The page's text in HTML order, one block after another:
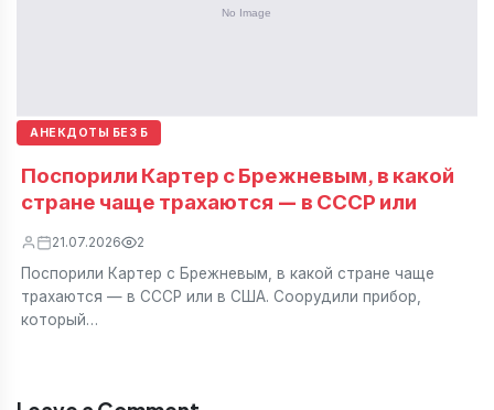
АНЕКДОТЫ БЕЗ Б
Поспорили Картер с Брежневым, в какой
стране чаще трахаются — в СССР или
21.07.2026 2
Поспорили Картер с Брежневым, в какой стране чаще
трахаются — в СССР или в США. Соорудили прибор,
который…